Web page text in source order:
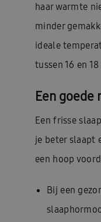
haar warmte
minder
ideale
tussen 16 en
Een goede
Een frisse
je beter slaapt
een hoop
Bij een